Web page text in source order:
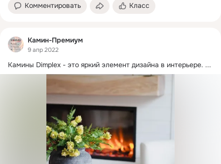
Комментировать Класс
Камин-Премиум
9 апр 2022
Камины Dimplex - это яркий элемент дизайна в интерьере. ...